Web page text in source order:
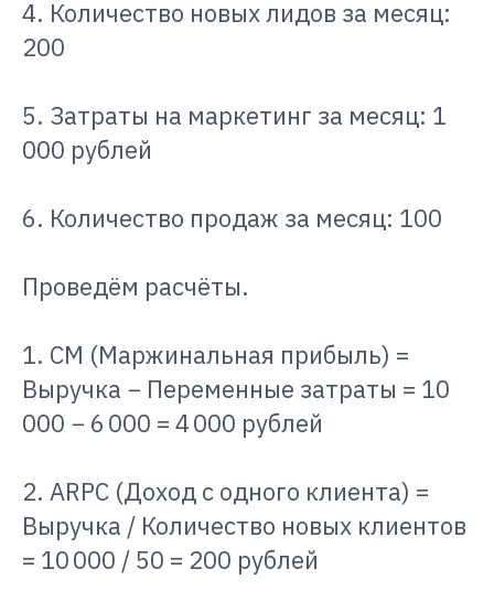
4. Количество новых лидов за месяц:
200
5. Затраты на маркетинг за месяц: 1
000 рублей
6. Количество продаж за месяц: 100
Проведём расчёты.
1. CM (Маржинальная прибыль) =
Выручка − Переменные затраты = 10
000 − 6 000 = 4 000 рублей
2. ARPC (Доход с одного клиента) =
Выручка / Количество новых клиентов
= 10 000 / 50 = 200 рублей